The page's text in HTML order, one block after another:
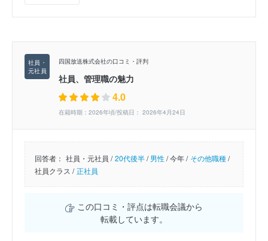
四国放送株式会社の口コミ・評判
社員、管理職の魅力
4.0
在籍時期：2026年頃/投稿日： 2026年4月24日
回答者： 社員・元社員 / 20代後半/男性/今年 / その他職種/
社員クラス / 正社員
この口コミ・評点は転職会議から
転載しています。